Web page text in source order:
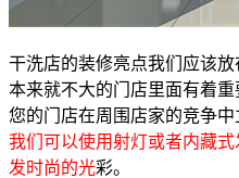
干洗店的装修亮点我们应该
本来就不大的门店里面有着
您的门店在周围店家的竞争中
我们可以使用射灯或者内藏
发时尚的光彩。